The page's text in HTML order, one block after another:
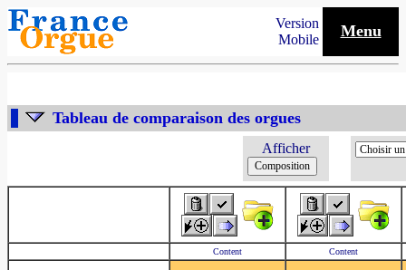
Version
Mobile
Menu
Tableau de comparaison des orgues
Afficher
Content Content